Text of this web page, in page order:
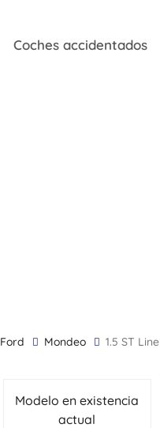
Coches accidentados
Ford Mondeo 1.5 ST Line
Modelo en existencia
actual